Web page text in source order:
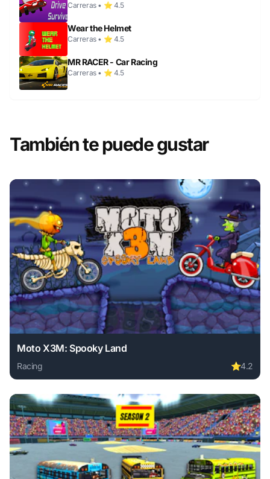
Carreras • ⭐ 4.5
Wear the Helmet
Carreras • ⭐ 4.5
MR RACER - Car Racing
Carreras • ⭐ 4.5
También te puede gustar
Moto X3M: Spooky Land
Racing ⭐4.2
Play Moto X3M: Spooky Land online free. racing game,